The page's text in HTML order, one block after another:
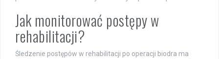
Jak monitorować postępy w
rehabilitacji?
Śledzenie postępów w rehabilitacji po operacji biodra ma